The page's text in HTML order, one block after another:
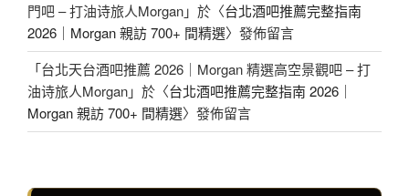
門吧 – 打油诗旅人Morgan」於〈台北酒吧推薦完整指南
2026｜Morgan 親訪 700+ 間精選〉發佈留言
「台北天台酒吧推薦 2026｜Morgan 精選高空景觀吧 – 打
油诗旅人Morgan」於〈台北酒吧推薦完整指南 2026｜
Morgan 親訪 700+ 間精選〉發佈留言